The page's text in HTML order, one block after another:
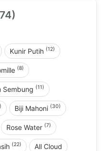
Kunir Putih (12)
(8)
Sembung (11)
Biji Mahoni (30)
Rose Water (7)
(22) All Cloud